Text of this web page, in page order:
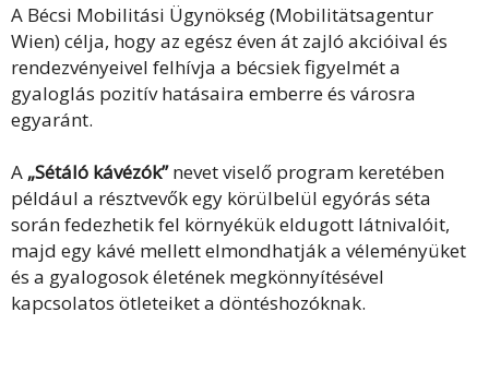
A Bécsi Mobilitási Ügynökség (Mobilitätsagentur
Wien) célja, hogy az egész éven át zajló akcióival és
rendezvényeivel felhívja a bécsiek figyelmét a
gyaloglás pozitív hatásaira emberre és városra
egyaránt.
A „Sétáló kávézók”nevet viselő program keretében
például a résztvevők egy körülbelül egyórás séta
során fedezhetik fel környékük eldugott látnivalóit,
majd egy kávé mellett elmondhatják a véleményüket
és a gyalogosok életének megkönnyítésével
kapcsolatos ötleteiket a döntéshozóknak.